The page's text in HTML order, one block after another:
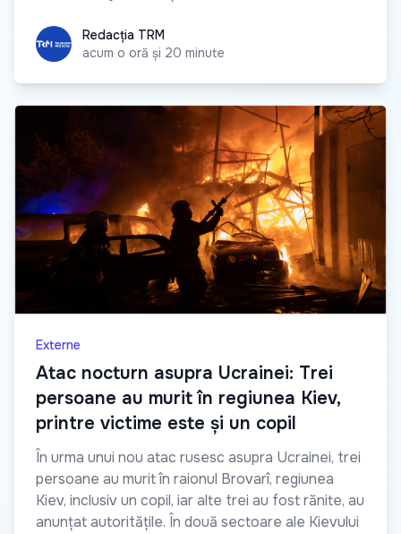
Redacția TRM
Redacția TRM
acum o oră și 20 minute
Externe
Atac nocturn asupra Ucrainei: Trei
persoane au murit în regiunea Kiev,
printre victime este și un copil
În urma unui nou atac rusesc asupra Ucrainei, trei
persoane au murit în raionul Brovarî, regiunea
Kiev, inclusiv un copil, iar alte trei au fost rănite, au
anunțat autoritățile. În două sectoare ale Kievului